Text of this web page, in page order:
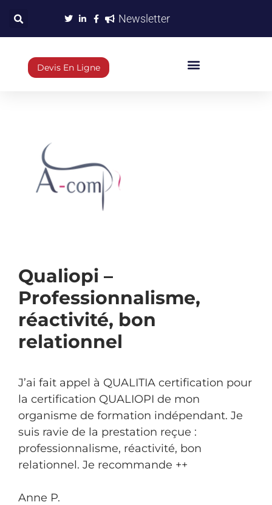
Newsletter
Devis En Ligne
Qualiopi –
Professionnalisme,
réactivité, bon
relationnel
J’ai fait appel à QUALITIA certification pour
la certification QUALIOPI de mon
organisme de formation indépendant. Je
suis ravie de la prestation reçue :
professionnalisme, réactivité, bon
relationnel. Je recommande ++
Anne P.